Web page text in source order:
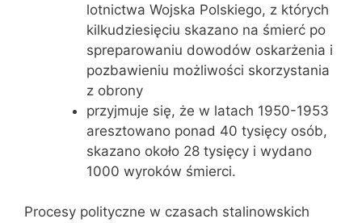
lotnictwa Wojska Polskiego, z których
kilkudziesięciu skazano na śmierć po
spreparowaniu dowodów oskarżenia i
pozbawieniu możliwości skorzystania
z obrony
przyjmuje się, że w latach 1950-1953
aresztowano ponad 40 tysięcy osób,
skazano około 28 tysięcy i wydano
1000 wyroków śmierci.
Procesy polityczne w czasach stalinowskich